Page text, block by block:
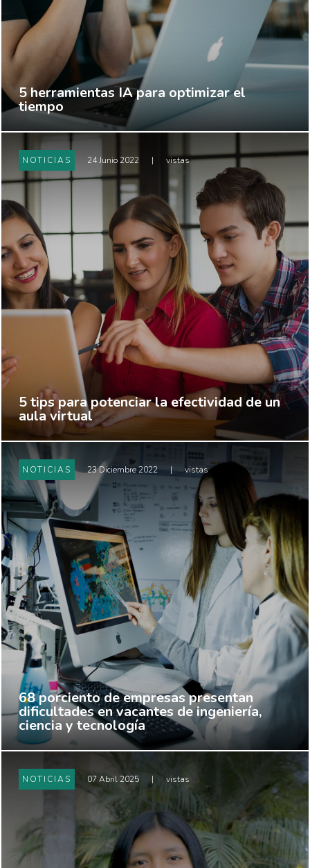
5 herramientas IA para optimizar el
tiempo
NOTICIAS 24 Junio 2022 | vistas
5 tips para potenciar la efectividad de un
aula virtual
NOTICIAS 23 Diciembre 2022 | vistas
68 porciento de empresas presentan
dificultades en vacantes de ingeniería,
ciencia y tecnología
NOTICIAS 07 Abril 2025 | vistas